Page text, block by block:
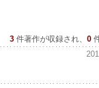
3 件著作が収録され、 0